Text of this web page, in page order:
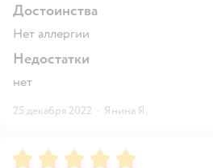
Достоинства
Нет аллергии
Недостатки
нет
25 декабря 2022 · Янина Я.
Рейтинг:5